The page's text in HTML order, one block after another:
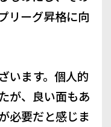
リーグ昇格に向
います。個人的
が、良い面もあ
必要だと感じま